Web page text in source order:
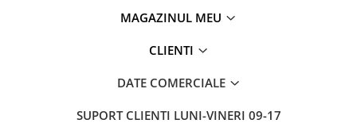
MAGAZINUL MEU
CLIENTI
DATE COMERCIALE
SUPORT CLIENTI LUNI-VINERI 09-17